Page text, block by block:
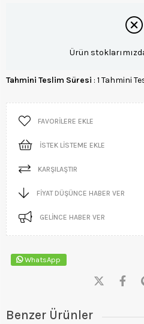
Ürün
Tahmini Teslim Süresi : 1 Tahmini
FAVORILERE EKLE
İSTEK LISTEME EKLE
KARŞILAŞTIR
FIYAT DÜŞÜNCE HABER VER
GELINCE HABER VER
WhatsApp
Benzer Ürünler